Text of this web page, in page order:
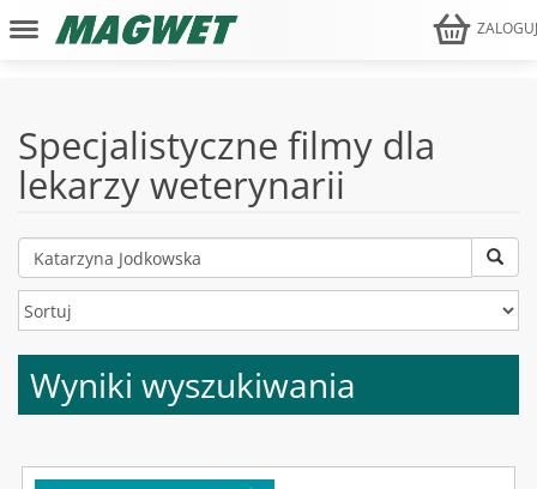
Specjalistyczne filmy dla
lekarzy weterynarii
Wyniki wyszukiwania